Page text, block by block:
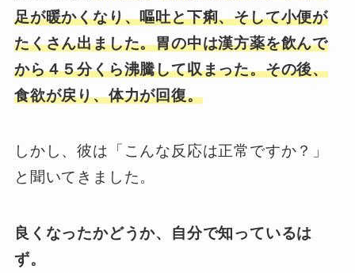
足が暖かくなり、嘔吐と下痢、そして小便が
たくさん出ました。胃の中は漢方薬を飲んで
から４５分くら沸騰して収まった。その後、
食欲が戻り、体力が回復。
しかし、彼は「こんな反応は正常ですか？」
と聞いてきました。
良くなったかどうか、自分で知っているは
ず。